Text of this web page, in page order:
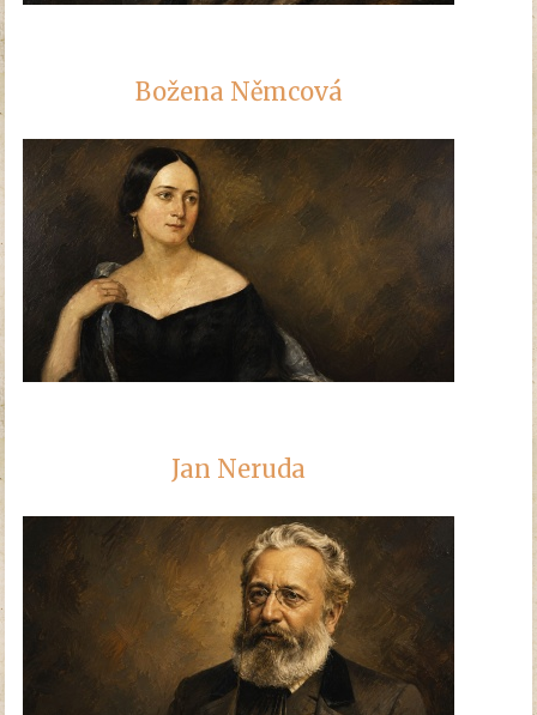
Božena Němcová
Jan Neruda